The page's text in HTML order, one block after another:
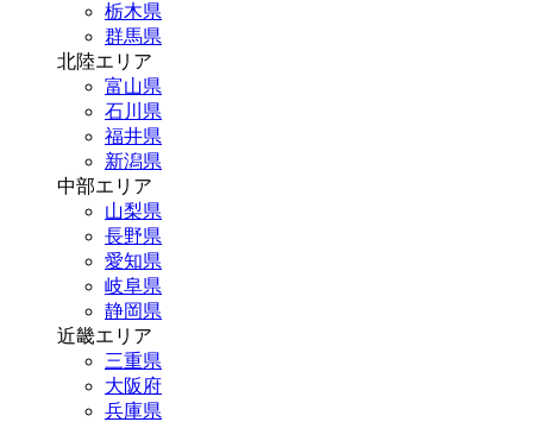
栃木県
群馬県
北陸エリア
富山県
石川県
福井県
新潟県
中部エリア
山梨県
長野県
愛知県
岐阜県
静岡県
近畿エリア
三重県
大阪府
兵庫県